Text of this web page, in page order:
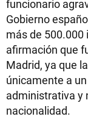
funcionario
Gobierno
más de
afirmación que
Madrid, ya que
únicamente a
administrativa y
nacionalidad.